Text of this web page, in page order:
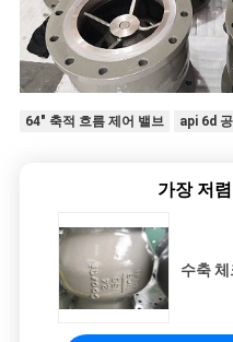
64" 축적 흐름 제어 밸브 api 6d
가장 저
수축